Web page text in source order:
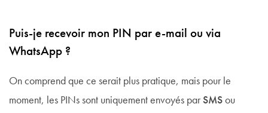
Puis-je recevoir mon PIN par e-mail ou via
WhatsApp ?
On comprend que ce serait plus pratique, mais pour le
moment, les PINs sont uniquement envoyés par SMS ou